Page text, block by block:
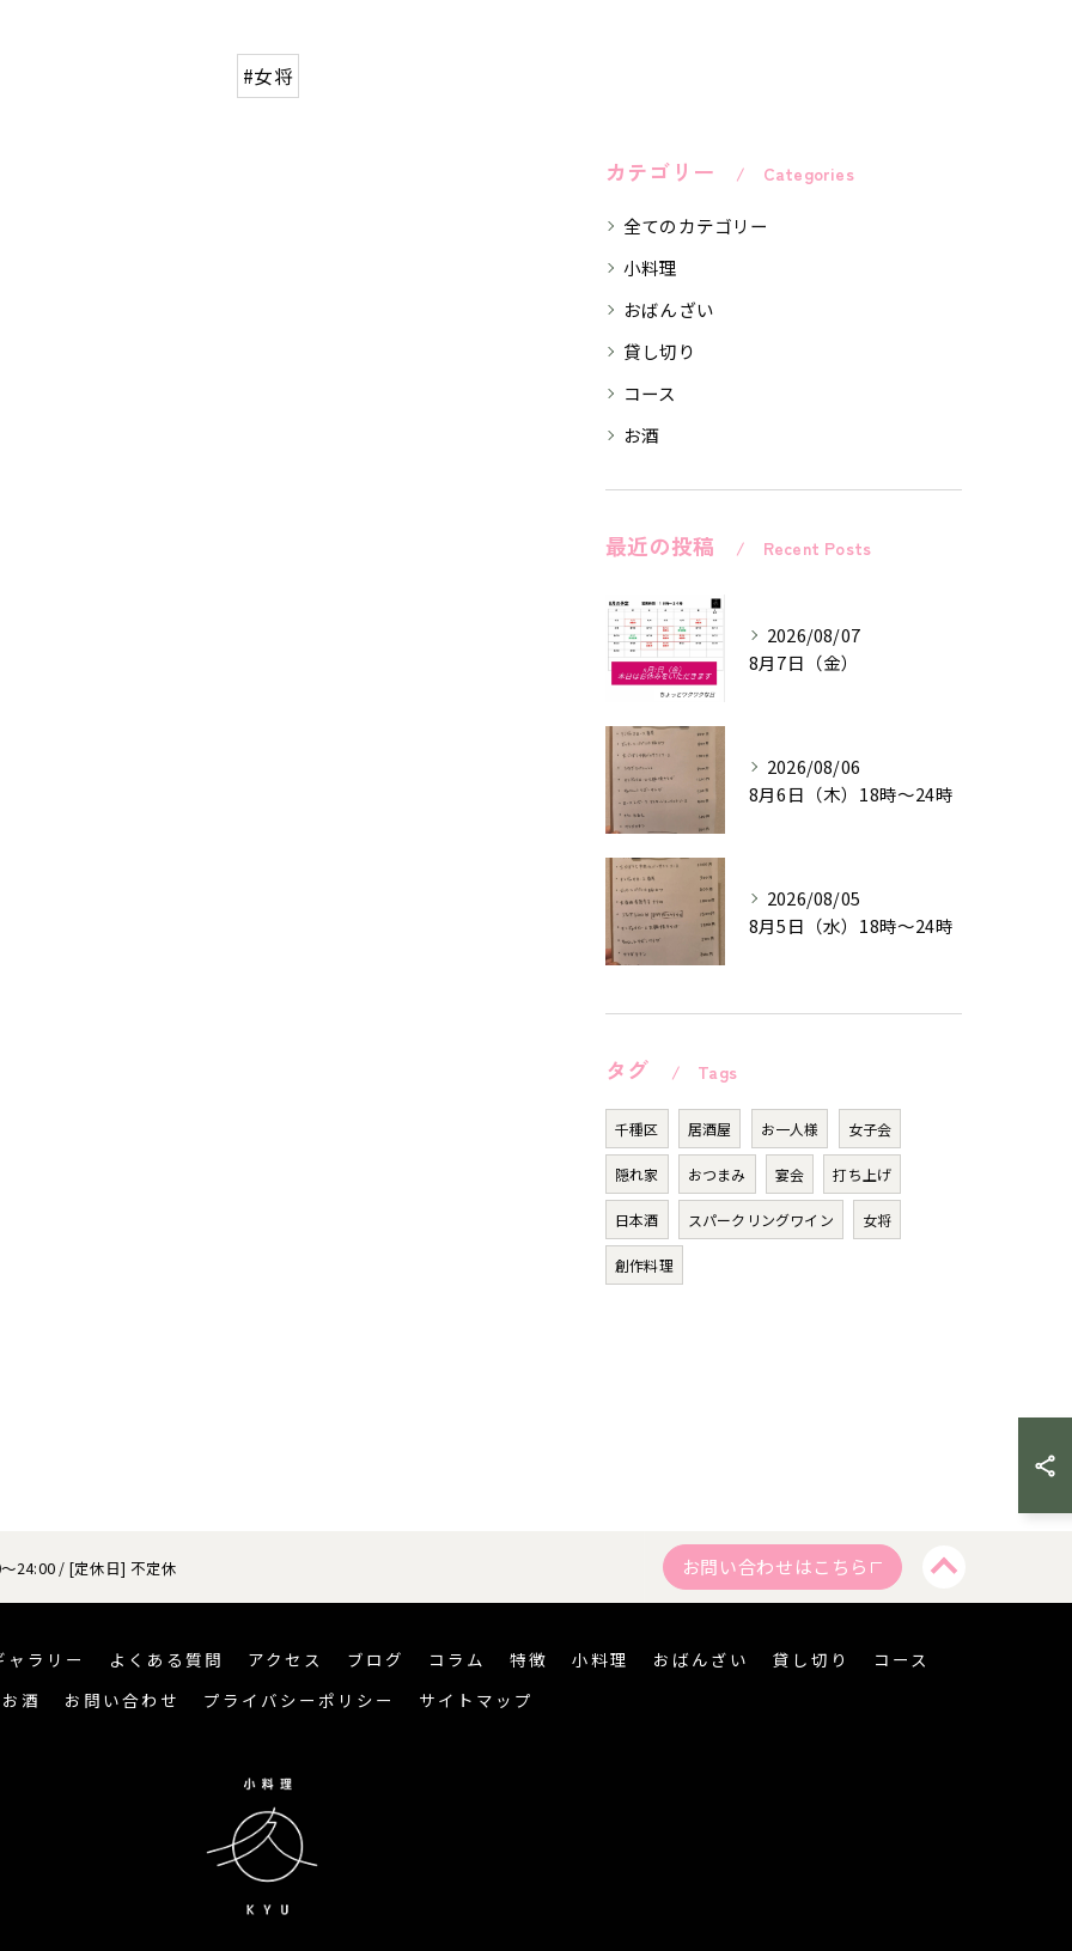
#女将
カテゴリー Categories
全てのカテゴリー
小料理
おばんざい
貸し切り
コース
お酒
最近の投稿 Recent Posts
2026/08/07
8月7日（金）
2026/08/06
8月6日（木）18時〜24時
2026/08/05
8月5日（水）18時〜24時
タグ Tags
千種区 居酒屋 お一人様 女子会
隠れ家 おつまみ 宴会 打ち上げ
日本酒 スパークリングワイン 女将
創作料理
24:00 / [定休日] 不定休 お問い合わせはこちら
ャラリー よくある質問 アクセス ブログ コラム 特徴 小料理 おばんざい 貸し切り
コース
お酒
お問い合わせ プライバシーポリシー サイトマップ